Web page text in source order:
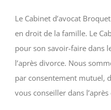
Le Cabinet d’avocat
en droit de la famille. Le
pour son savoir-faire dans
l’après divorce. Nous
par consentement mutuel,
vous conseiller dans